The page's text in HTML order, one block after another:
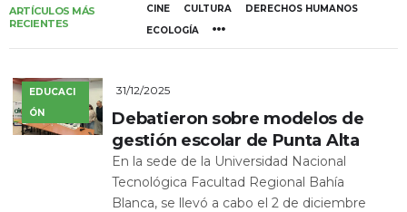
ARTÍCULOS MÁS
RECIENTES
CINE CULTURA
DERECHOS HUMANOS
ECOLOGÍA
EDUCACI
ÓN
31/12/2025
Debatieron sobre modelos de
gestión escolar de Punta Alta
En la sede de la Universidad Nacional
Tecnológica Facultad Regional Bahía
Blanca, se llevó a cabo el 2 de diciembre